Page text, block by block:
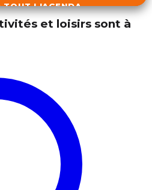
TOUT L'AGENDA
et loisirs sont à